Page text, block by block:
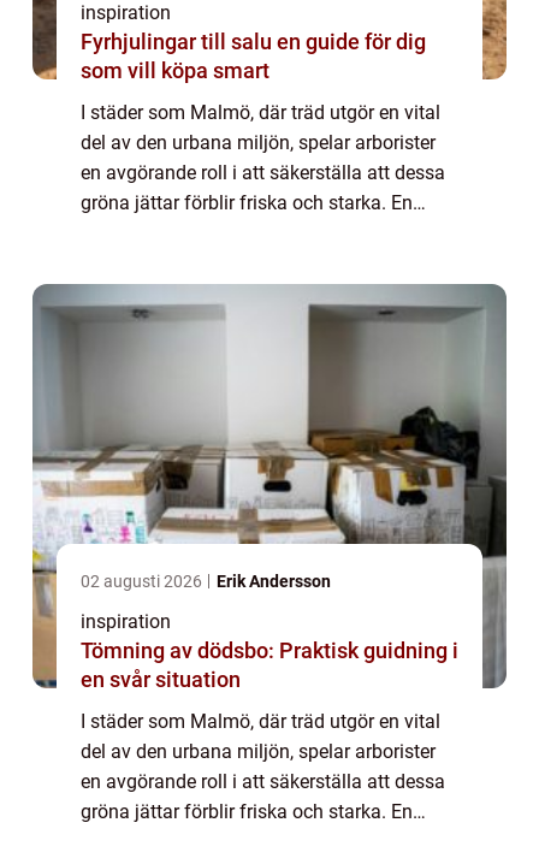
inspiration
Fyrhjulingar till salu en guide för dig
som vill köpa smart
I städer som Malmö, där träd utgör en vital
del av den urbana miljön, spelar arborister
en avgörande roll i att säkerställa att dessa
gröna jättar förblir friska och starka. En
02 augusti 2026 Erik Andersson
inspiration
Tömning av dödsbo: Praktisk guidning i
en svår situation
I städer som Malmö, där träd utgör en vital
del av den urbana miljön, spelar arborister
en avgörande roll i att säkerställa att dessa
gröna jättar förblir friska och starka. En